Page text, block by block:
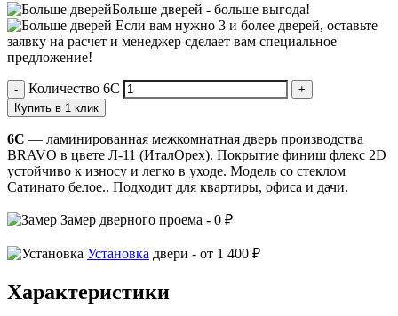
Больше дверей - больше выгода!
Если вам нужно 3 и более дверей, оставьте
заявку на расчет и менеджер сделает вам специальное
предложение!
Количество 6С
Купить в 1 клик
6С — ламинированная межкомнатная дверь производства
BRAVO в цвете Л-11 (ИталОрех). Покрытие финиш флекс 2D
устойчиво к износу и легко в уходе. Модель со стеклом
Сатинато белое.. Подходит для квартиры, офиса и дачи.
Замер дверного проема - 0 ₽
Установка двери - от 1 400 ₽
Характеристики